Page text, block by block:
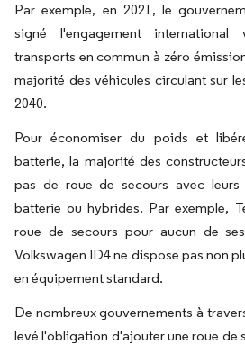
Par exemple, en 2021, le
signé l'engagement
transports en commun à zéro
majorité des véhicules circulant sur
2040.
Pour économiser du poids et
batterie, la majorité des
pas de roue de secours avec leurs
batterie ou hybrides. Par exemple,
roue de secours pour aucun de
Volkswagen ID4 ne dispose pas non
en équipement standard.
De nombreux gouvernements à
levé l'obligation d'ajouter une roue de